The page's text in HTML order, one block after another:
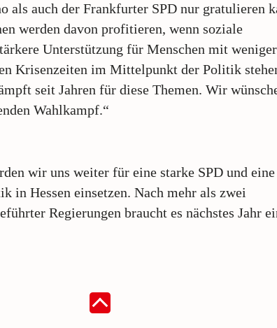
als auch der Frankfurter SPD nur gratulieren
werden davon profitieren, wenn soziale
Unterstützung für Menschen mit weniger
Krisenzeiten im Mittelpunkt der Politik
seit Jahren für diese Themen. Wir
Wahlkampf.“
wir uns weiter für eine starke SPD und eine
in Hessen einsetzen. Nach mehr als zwei
Regierungen braucht es nächstes Jahr